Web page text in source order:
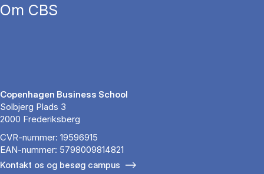
Om CBS
Copenhagen Business School
Solbjerg Plads 3
2000 Frederiksberg
CVR-nummer: 19596915
EAN-nummer: 5798009814821
Kontakt os og besøg campus